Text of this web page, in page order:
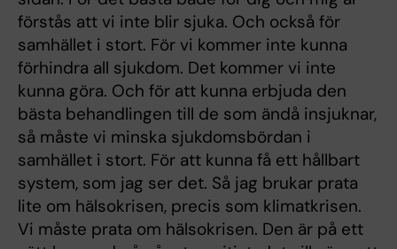
förstås att vi inte blir sjuka. Och också för
samhället i stort. För vi kommer inte kunna
förhindra all sjukdom. Det kommer vi inte
kunna göra. Och för att kunna erbjuda den
bästa behandlingen till de som ändå insjuknar,
så måste vi minska sjukdomsbördan i
samhället i stort. För att kunna få ett hållbart
system, som jag ser det. Så jag brukar prata
lite om hälsokrisen, precis som klimatkrisen.
Vi måste prata om hälsokrisen. Den är på ett